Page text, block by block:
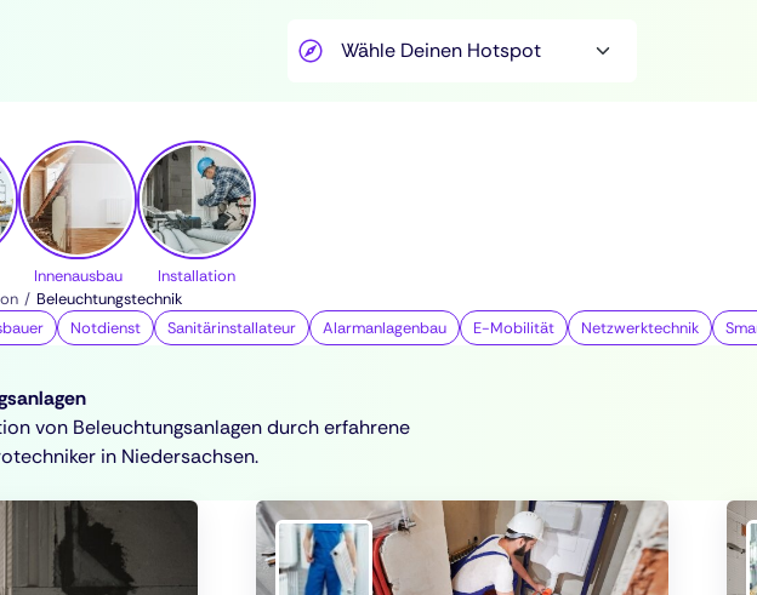
Innenausbau
Installation
Beleuchtungstechnik
Notdienst Sanitärinstallateur Alarmanlagenbau E-Mobilität Netzwerktechnik
von Beleuchtungsanlagen durch erfahrene
in Niedersachsen.